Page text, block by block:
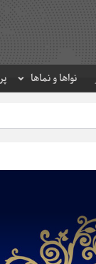
نواها و نماها